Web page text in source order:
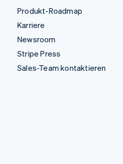
Produkt-Roadmap
Karriere
Newsroom
Stripe Press
Sales-Team kontaktieren